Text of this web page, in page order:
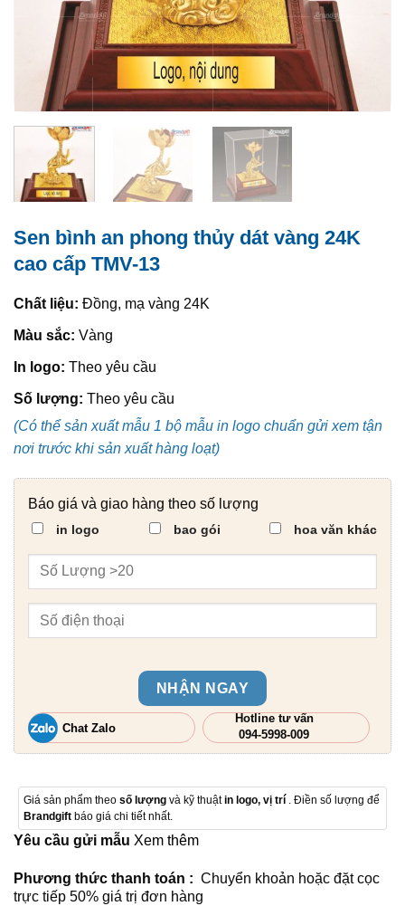
Sen bình an phong thủy dát vàng 24K
cao cấp TMV-13
Chất liệu: Đồng, mạ vàng 24K
Màu sắc: Vàng
In logo: Theo yêu cầu
Số lượng: Theo yêu cầu
(Có thể sản xuất mẫu 1 bộ mẫu in logo chuẩn gửi xem tận
nơi trước khi sản xuất hàng loạt)
Báo giá và giao hàng theo số lượng
in logo bao gói hoa văn khác
NHẬN NGAY
Chat Zalo
Hotline tư vấn
094-5998-009
Giá sản phẩm theo số lượng và kỹ thuậtin logo, vị trí . Điền số lượng để
Brandgift báo giá chi tiết nhất.
Yêu cầu gửi mẫu Xem thêm
Phương thức thanh toán : Chuyển khoản hoặc đặt cọc
trực tiếp 50% giá trị đơn hàng